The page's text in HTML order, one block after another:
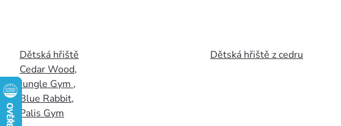
Dětská hřiště
Cedar Wood,
Jungle Gym ,
Blue Rabbit,
Palis Gym
Dětská hřiště z cedru